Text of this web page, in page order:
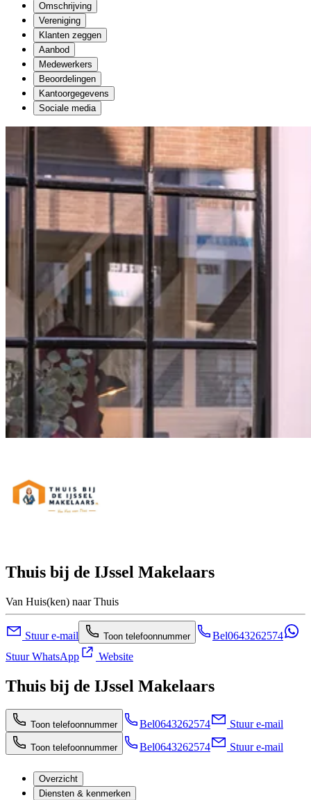
Omschrijving
Vereniging
Klanten zeggen
Aanbod
Medewerkers
Beoordelingen
Kantoorgegevens
Sociale media
Thuis bij de IJssel Makelaars
Van Huis(ken) naar Thuis
Stuur e-mail Toon telefoonnummer Bel0643262574
Stuur WhatsApp
Website
Thuis bij de IJssel Makelaars
Toon telefoonnummer Bel0643262574 Stuur e-mail
Toon telefoonnummer Bel0643262574 Stuur e-mail
Overzicht
Diensten & kenmerken